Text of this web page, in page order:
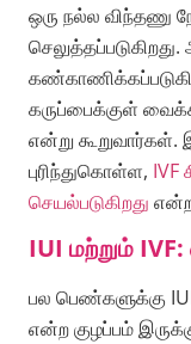
ஒரு நல்ல விந்தணு
கருப்பைக்குள்
என்று கூறுவார்கள்.
புரிந்துகொள்ள, IVF
செயல்படுகிறது
IUI மற்றும் IVF:
பல பெண்களுக்கு
என்ற குழப்பம்